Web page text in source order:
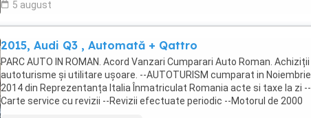
5 august
2015, Audi Q3 , Automată + Qattro
PARC AUTO IN ROMAN. Acord Vanzari Cumparari Auto Roman. Achiziții
autoturisme și utilitare ușoare. --AUTOTURISM cumparat in Noiembrie
2014 din Reprezentanța Italia Înmatriculat Romania acte si taxe la zi --
Carte service cu revizii --Revizii efectuate periodic --Motorul de 2000